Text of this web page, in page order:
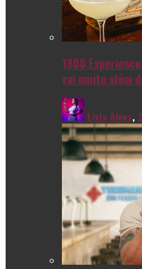
1800
vai muito além
Livia Alves,